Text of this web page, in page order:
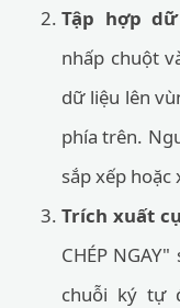
Tập hợp
nhấp chuột
dữ liệu lên
phía trên.
sắp xếp
Trích xuất
CHÉP
chuỗi ký tự